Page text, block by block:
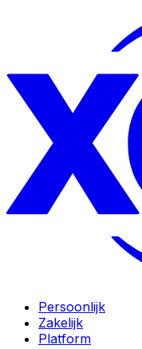
Persoonlijk
Zakelijk
Platform